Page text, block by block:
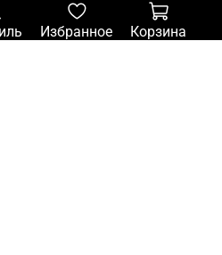
Избранное
Корзина